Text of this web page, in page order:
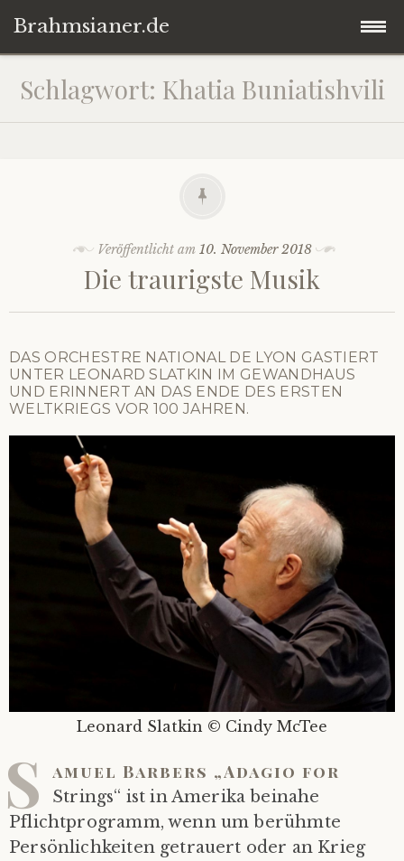
Brahmsianer.de
Zum
Inhalt
springen
Startseite
Impressum
Schlagwort: Khatia Buniatishvili
Veröffentlicht am10. November 2018
Die traurigste Musik
DAS ORCHESTRE NATIONAL DE LYON GASTIERT
UNTER LEONARD SLATKIN IM GEWANDHAUS
UND ERINNERT AN DAS ENDE DES ERSTEN
WELTKRIEGS VOR 100 JAHREN.
Leonard Slatkin © Cindy McTee
S amuel Barbers „Adagio for
Strings“ ist in Amerika beinahe
Pflichtprogramm, wenn um berühmte
Persönlichkeiten getrauert oder an Krieg